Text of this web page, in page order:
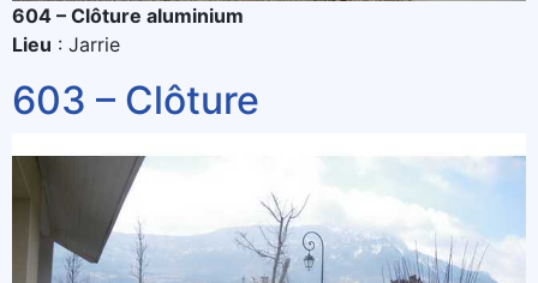
604 – Clôture aluminium
Lieu : Jarrie
603 – Clôture